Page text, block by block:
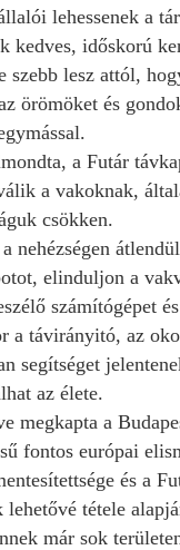
lehessenek a
kedves, időskorú
szebb lesz attól,
örömöket és
a Futár
a vakoknak,
csökken.
nehézségen
elinduljon a
számítógépet
a távirányitó, az
segítséget
az élete.
megkapta a
fontos európai
és a
lehetővé tétele
már sok